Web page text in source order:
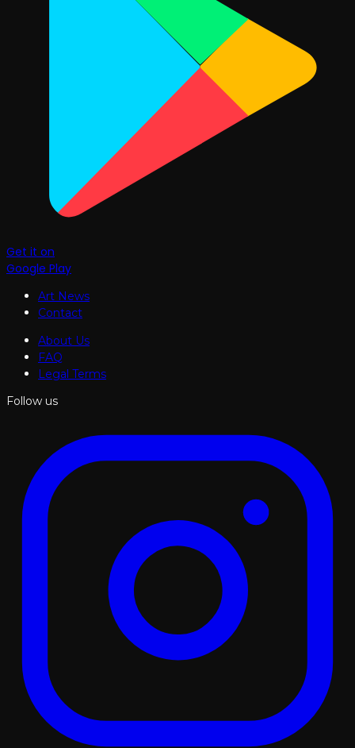
Get it on
Google Play
Art News
Contact
About Us
FAQ
Legal Terms
Follow us